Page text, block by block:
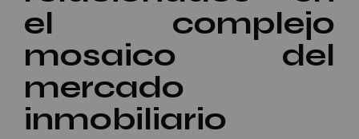
el complejo
mosaico del
mercado
inmobiliario